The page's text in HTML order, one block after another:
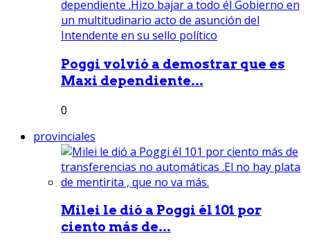
Poggi volvió a demostrar que es
Maxi dependiente...
0
provinciales
Milei le dió a Poggi él 101 por
ciento más de...